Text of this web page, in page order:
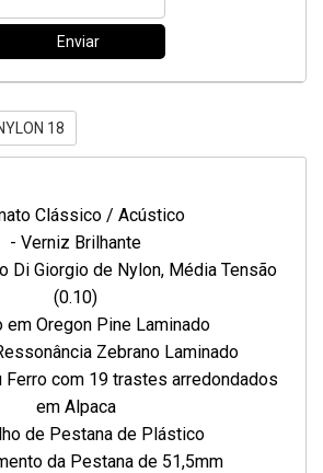
Enviar
18
Clássico / Acústico
- Verniz Brilhante
Di Giorgio de Nylon, Média Tensão
(0.10)
em Oregon Pine Laminado
Zebrano Laminado
Ferro com 19 trastes arredondados
em Alpaca
de Pestana de Plástico
da Pestana de 51,5mm